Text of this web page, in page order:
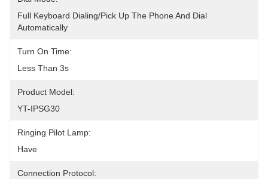
Full Keyboard Dialing/Pick Up The Phone And Dial
Automatically
Turn On Time:
Less Than 3s
Product Model:
YT-IPSG30
Ringing Pilot Lamp:
Have
Connection Protocol: